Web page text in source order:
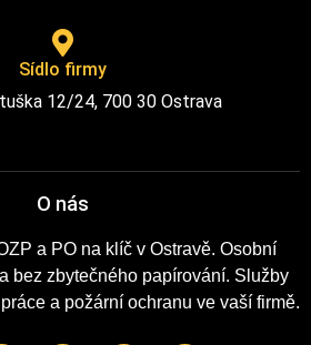
Sídlo firmy
12/24, 700 30 Ostrava
O nás
a PO na klíč v Ostravě. Osobní
bez zbytečného papírování. Služby
a požární ochranu ve vaší firmě.